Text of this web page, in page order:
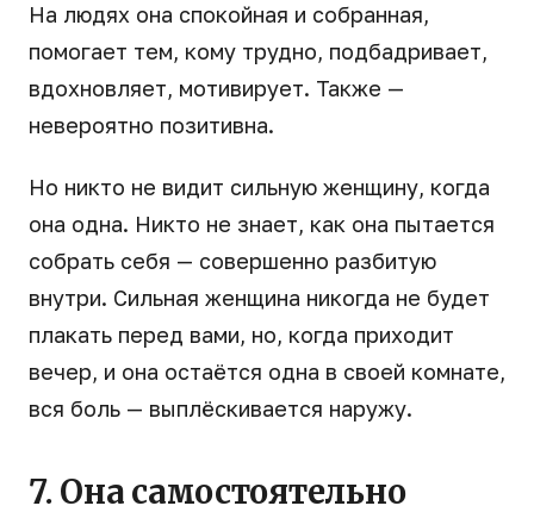
На людях она спокойная и собранная,
помогает тем, кому трудно, подбадривает,
вдохновляет, мотивирует. Также —
невероятно позитивна.
Но никто не видит сильную женщину, когда
она одна. Никто не знает, как она пытается
собрать себя — совершенно разбитую
внутри. Сильная женщина никогда не будет
плакать перед вами, но, когда приходит
вечер, и она остаётся одна в своей комнате,
вся боль — выплёскивается наружу.
7. Она самостоятельно